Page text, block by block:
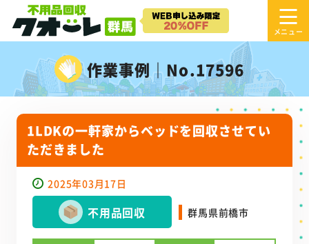
作業事例｜No.17596
1LDKの一軒家からベッドを回収させてい
ただきました
2025年03月17日
不用品回収 群馬県前橋市